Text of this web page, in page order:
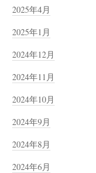
2025年4月
2025年1月
2024年12月
2024年11月
2024年10月
2024年9月
2024年8月
2024年6月